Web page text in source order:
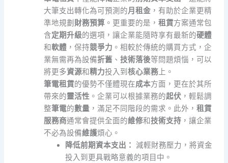
大筆支出轉化為可預測的月租金 ，有助於企業更精
準地規劃 財務預算 。更重要的是，租賃方案通常包
含定期升級的選項，讓企業能隨時享有最新的硬體
和軟體 ，保持競爭力 。相較於傳統的購買方式，企
業無需再為設備折舊 、技術落後等問題煩惱，可以
將更多資源和精力投入到核心業務 上。
筆電租賃的優勢不僅體現在成本方面，更在於其所
帶來的靈活性 。企業可以根據業務的起伏 ，輕鬆調
整筆電的數量 ，滿足不同階段的需求。此外，租賃
服務商通常會提供全面的維修和技術支持 ，讓企業
不必為設備維護煩心。
降低前期資本支出： 減輕財務壓力，將資金
投入到更具戰略意義的項目中。